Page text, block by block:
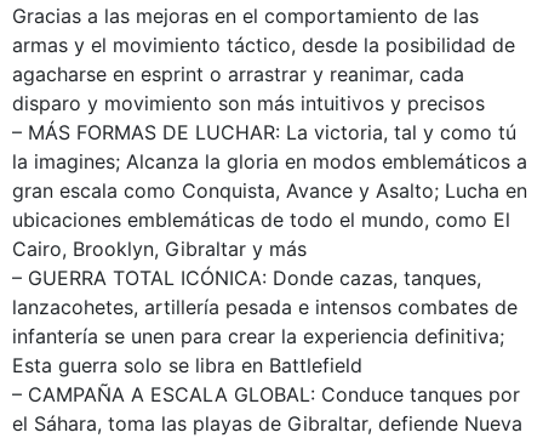
Gracias a las mejoras en el comportamiento de las
armas y el movimiento táctico, desde la posibilidad de
agacharse en esprint o arrastrar y reanimar, cada
disparo y movimiento son más intuitivos y precisos
– MÁS FORMAS DE LUCHAR: La victoria, tal y como tú
la imagines; Alcanza la gloria en modos emblemáticos a
gran escala como Conquista, Avance y Asalto; Lucha en
ubicaciones emblemáticas de todo el mundo, como El
Cairo, Brooklyn, Gibraltar y más
– GUERRA TOTAL ICÓNICA: Donde cazas, tanques,
lanzacohetes, artillería pesada e intensos combates de
infantería se unen para crear la experiencia definitiva;
Esta guerra solo se libra en Battlefield
– CAMPAÑA A ESCALA GLOBAL: Conduce tanques por
el Sáhara, toma las playas de Gibraltar, defiende Nueva